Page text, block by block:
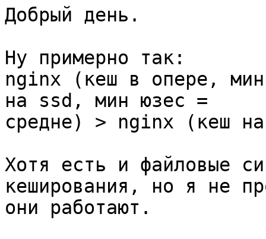
Добрый день.
Ну примерно так:
nginx (кеш в опере,
на ssd, мин юзес =
средне) > nginx (кеш на
Хотя есть и файловые
кеширования, но я не
они работают.